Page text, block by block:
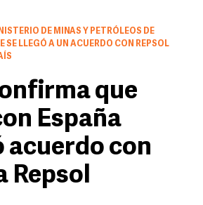
DE MINAS Y PETRÓLEOS DE
SE LLEGÓ A UN ACUERDO CON REPSOL
que
España
acuerdo con
Repsol